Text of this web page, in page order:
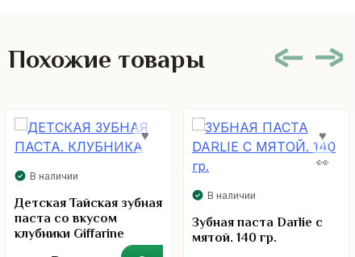
Похожие товары
В наличии
Детская Тайская зубная
паста со вкусом
клубники Giffarine
В наличии
Зубная паста Darlie с
мятой. 140 гр.